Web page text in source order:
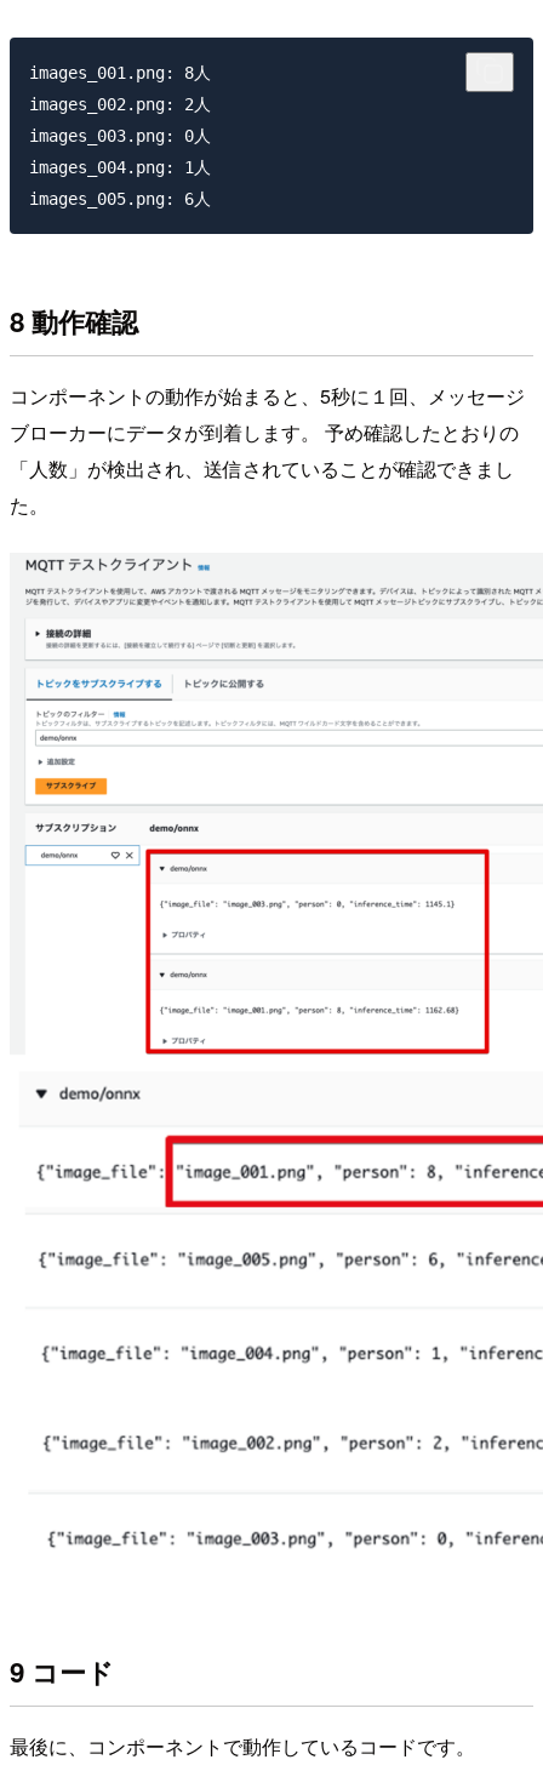
images_001.png: 8人
images_002.png: 2人
images_003.png: 0人
images_004.png: 1人
8 動作確認
コンポーネントの動作が始まると、5秒に１回、メッセージ
ブローカーにデータが到着します。 予め確認したとおりの
「人数」が検出され、送信されていることが確認できまし
た。
9 コード
最後に、コンポーネントで動作しているコードです。